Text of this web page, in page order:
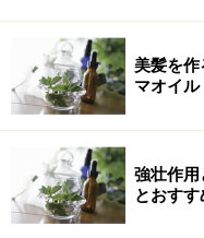
美髪を
マオイル
強壮作
とおす